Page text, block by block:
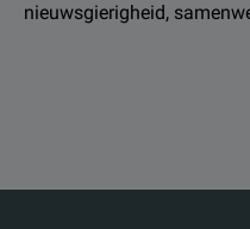
nieuwsgierigheid,